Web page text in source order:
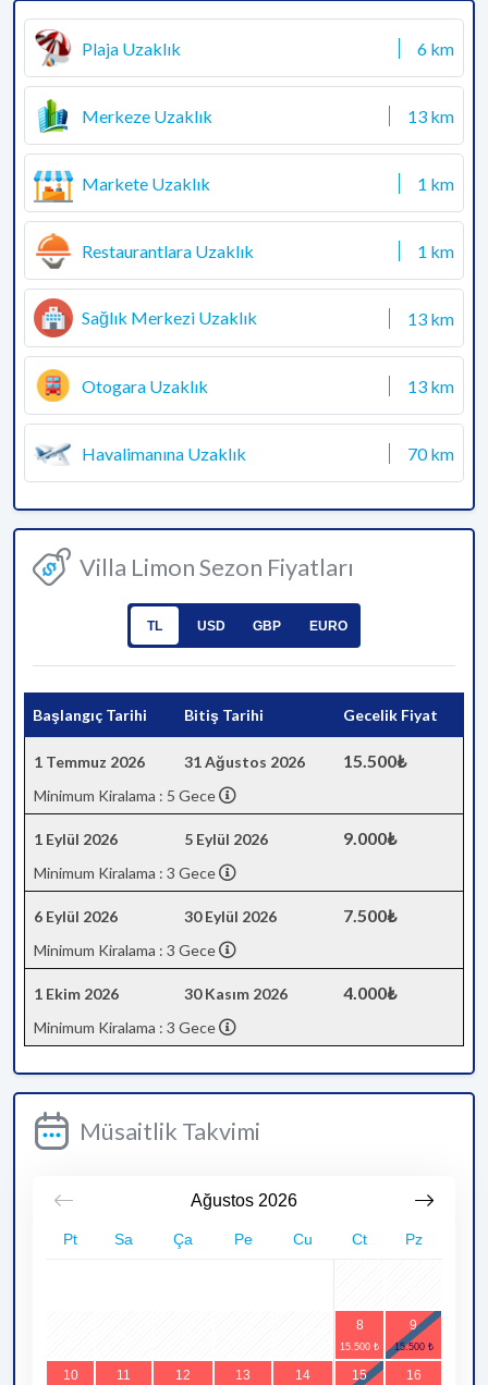
Plaja Uzaklık 6 km
Merkeze Uzaklık 13 km
Markete Uzaklık 1 km
Restaurantlara Uzaklık 1 km
Sağlık Merkezi Uzaklık 13 km
Otogara Uzaklık 13 km
Havalimanına Uzaklık 70 km
Villa Limon Sezon Fiyatları
TL USD GBP EURO
Başlangıç Tarihi Bitiş Tarihi Gecelik Fiyat
1 Temmuz 2026 31 Ağustos 2026 15.500₺
Minimum Kiralama : 5 Gece
1 Eylül 2026 5 Eylül 2026 9.000₺
Minimum Kiralama : 3 Gece
6 Eylül 2026 30 Eylül 2026 7.500₺
Minimum Kiralama : 3 Gece
1 Ekim 2026 30 Kasım 2026 4.000₺
Minimum Kiralama : 3 Gece
Müsaitlik Takvimi
Ağustos 2026
Pt Sa Ça Pe Cu Ct Pz
8 9
10 11 12 13 14 15 16